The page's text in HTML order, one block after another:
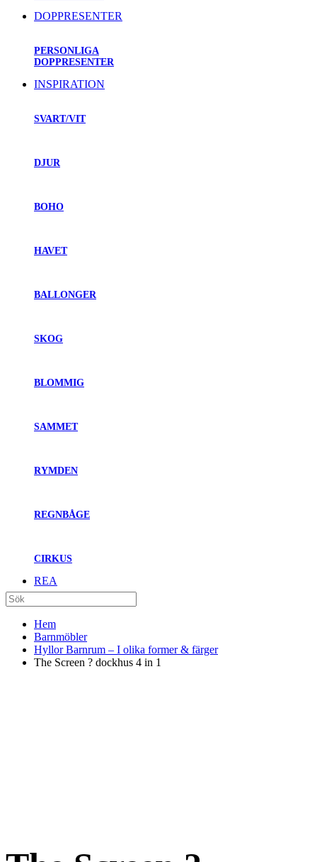
DOPPRESENTER
PERSONLIGA
DOPPRESENTER
INSPIRATION
SVART/VIT
DJUR
BOHO
HAVET
BALLONGER
SKOG
BLOMMIG
SAMMET
RYMDEN
REGNBÅGE
CIRKUS
REA
Hem
Barnmöbler
Hyllor Barnrum – I olika former & färger
The Screen ? dockhus 4 in 1